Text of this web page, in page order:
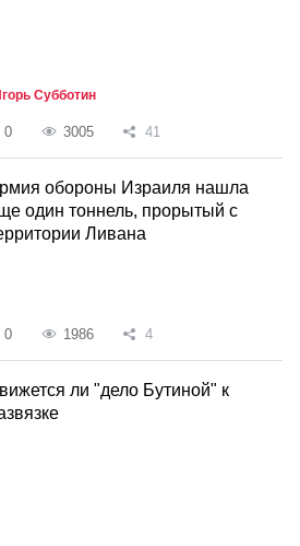
Субботин
0 3005 41
обороны Израиля нашла
один тоннель, прорытый с
Ливана
0 1986 4
ли "дело Бутиной" к